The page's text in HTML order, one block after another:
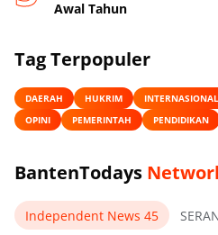
Awal Tahun
Tag Terpopuler
DAERAH HUKRIM INTERNASIONAL
OPINI
PEMERINTAH PENDIDIKAN
BantenTodays
Independent News 45